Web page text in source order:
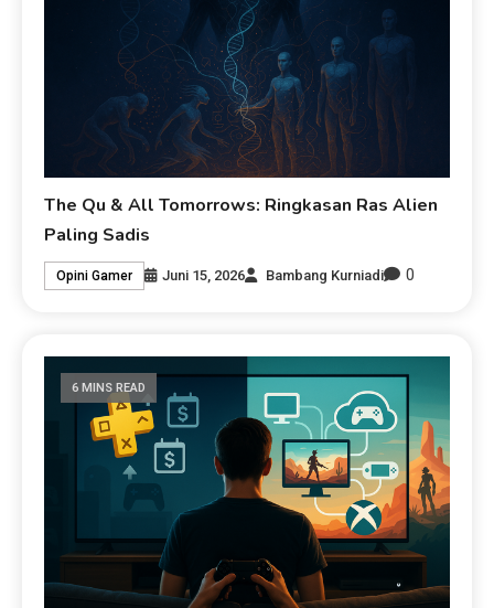
The Qu & All Tomorrows: Ringkasan Ras Alien
Paling Sadis
Opini Gamer Juni 15, 2026 Bambang Kurniadi 0
6 MINS READ